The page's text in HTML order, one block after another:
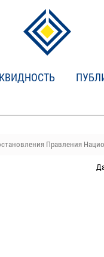
Правления